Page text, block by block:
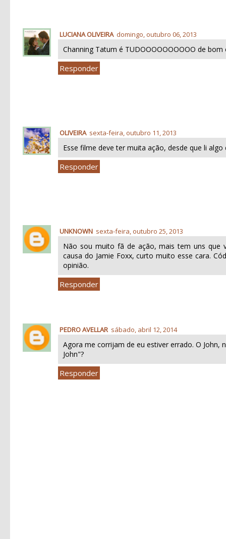
LUCIANA OLIVEIRA domingo, outubro 06, 2013
Channing Tatum é TUDOOOOOOOOOO de
Responder
OLIVEIRA sexta-feira, outubro 11, 2013
Esse filme deve ter muita ação, desde que li
Responder
UNKNOWN sexta-feira, outubro 25, 2013
Não sou muito fã de ação, mais tem uns que
causa do Jamie Foxx, curto muito esse cara.
opinião.
Responder
PEDRO AVELLAR sábado, abril 12, 2014
Agora me corrijam de eu estiver errado. O John,
John"?
Responder